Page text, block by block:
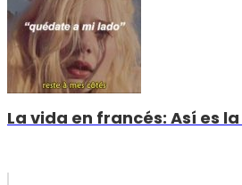
La vida en francés: Así es